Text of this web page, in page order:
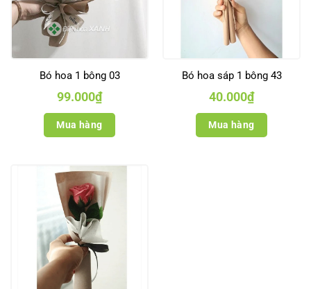
Bó hoa 1 bông 03
99.000₫
Mua hàng
Bó hoa sáp 1 bông 43
40.000₫
Mua hàng